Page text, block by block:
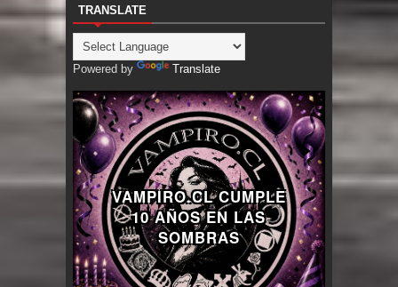
TRANSLATE
Powered by Translate
VAMPIRO.CL CUMPLE
10 AÑOS EN LAS
SOMBRAS